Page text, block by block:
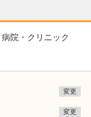
病院・クリニック
変更
変更